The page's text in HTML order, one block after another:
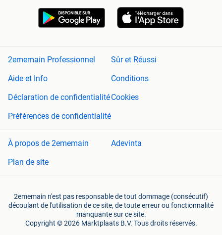
2ememain Professionnel
Sûr et Réussi
Aide et Info
Conditions
Déclaration de confidentialitéCookies
Préférences de confidentialité
À propos de 2ememain
Adevinta
Plan de site
2ememain n'est pas responsable de tout dommage (consécutif)
découlant de l'utilisation de ce site, de toute erreur ou fonctionnalité
manquante sur ce site.
Copyright © 2026 Marktplaats B.V. Tous droits réservés.